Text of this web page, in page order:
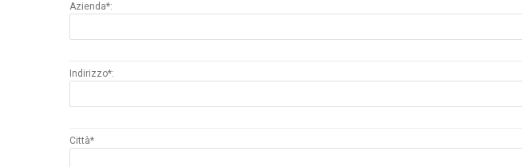
Azienda*:
Indirizzo*:
Città*